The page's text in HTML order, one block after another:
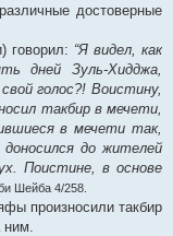
достоверные
говорил: “Я видел, как
дней Зуль-Хидджа,
голос?! Воистину,
такбир в мечети,
в мечети так,
до жителей
Поистине, в основе
Шейба 4/258.
произносили такбир